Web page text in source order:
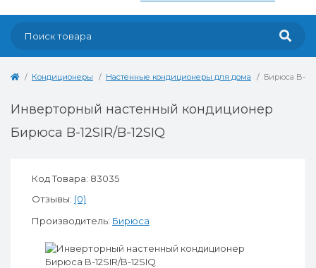
Кондиционеры Настенные кондиционеры для дома Бирюса B-
Инверторный настенный кондиционер
Бирюса B-12SIR/B-12SIQ
Код Товара: 83035
Отзывы: (0)
Производитель: Бирюса